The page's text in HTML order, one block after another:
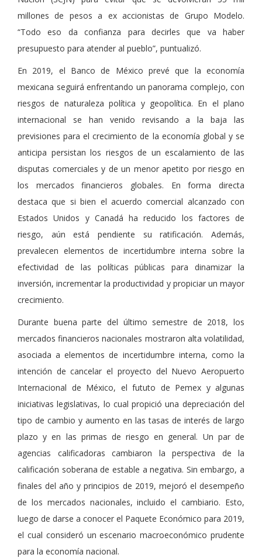
millones de pesos a ex accionistas de Grupo Modelo.
“Todo eso da confianza para decirles que va haber
presupuesto para atender al pueblo”, puntualizó.
En 2019, el Banco de México prevé que la economía
mexicana seguirá enfrentando un panorama complejo, con
riesgos de naturaleza política y geopolítica. En el plano
internacional se han venido revisando a la baja las
previsiones para el crecimiento de la economía global y se
anticipa persistan los riesgos de un escalamiento de las
disputas comerciales y de un menor apetito por riesgo en
los mercados financieros globales. En forma directa
destaca que si bien el acuerdo comercial alcanzado con
Estados Unidos y Canadá ha reducido los factores de
riesgo, aún está pendiente su ratificación. Además,
prevalecen elementos de incertidumbre interna sobre la
efectividad de las políticas públicas para dinamizar la
inversión, incrementar la productividad y propiciar un mayor
crecimiento.
Durante buena parte del último semestre de 2018, los
mercados financieros nacionales mostraron alta volatilidad,
asociada a elementos de incertidumbre interna, como la
intención de cancelar el proyecto del Nuevo Aeropuerto
Internacional de México, el fututo de Pemex y algunas
iniciativas legislativas, lo cual propició una depreciación del
tipo de cambio y aumento en las tasas de interés de largo
plazo y en las primas de riesgo en general. Un par de
agencias calificadoras cambiaron la perspectiva de la
calificación soberana de estable a negativa. Sin embargo, a
finales del año y principios de 2019, mejoró el desempeño
de los mercados nacionales, incluido el cambiario. Esto,
luego de darse a conocer el Paquete Económico para 2019,
el cual consideró un escenario macroeconómico prudente
para la economía nacional.